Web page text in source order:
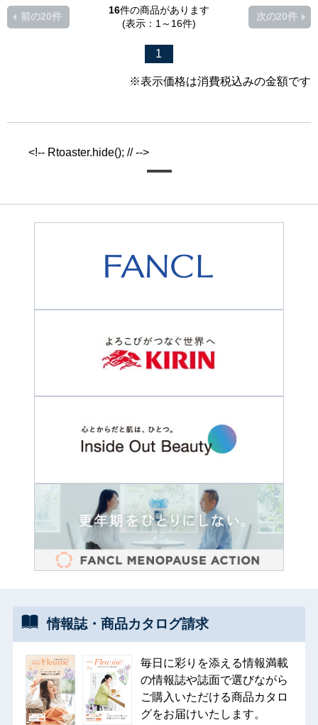
16件の商品があります
(表示：1～16件)
前の20件
1
次の20件
※表示価格は消費税込みの金額です
情報誌・ 商品カタログ請求
毎日に彩りを添える情報満載
の情報誌や誌面で選びながら
ご購入いただける商品カタロ
グをお届けいたします。